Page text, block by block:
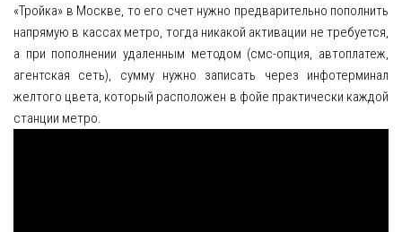
«Тройка» в Москве, то его счет нужно предварительно пополнить
напрямую в кассах метро, тогда никакой активации не требуется,
а при пополнении удаленным методом (смс-опция, автоплатеж,
агентская сеть), сумму нужно записать через инфотерминал
желтого цвета, который расположен в фойе практически каждой
станции метро.